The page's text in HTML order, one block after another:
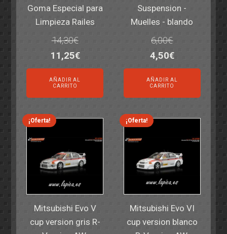
Goma Especial para
Limpieza Railes
14,30€
El
precio
original
era:
14,30€.
11,25€El
precio
actual
es:
11,25€.
AÑADIR AL
CARRITO
Suspension -
Muelles - blando
6,00€
El
precio
original
era:
6,00€.
4,50€El
precio
actual
es:
4,50€.
AÑADIR AL
CARRITO
¡Oferta!
Mitsubishi Evo V
cup version gris R-
¡Oferta!
Mitsubishi Evo VI
cup version blanco